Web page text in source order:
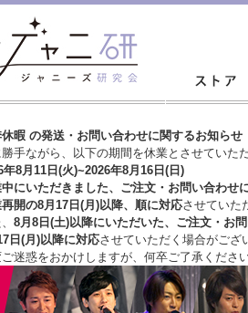
暇 の発送・お問い合わせに関するお知らせ
手ながら、以下の期間を休業とさせていただ
年8月11日(火)~2026年8月16日(日)
にいただきました、ご注文・お問い合わせ
開の8月17日(月)以降、順に対応させていた
8月8日(土)以降にいただいた、ご注文・ お
日(月)以降に対応させていただく場合がござ
迷惑をおかけしますが、 何卒ご了承くださ